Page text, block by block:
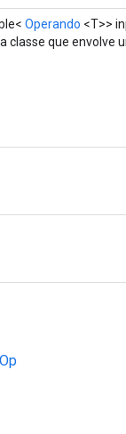
Operando <T>>
classe que envolve